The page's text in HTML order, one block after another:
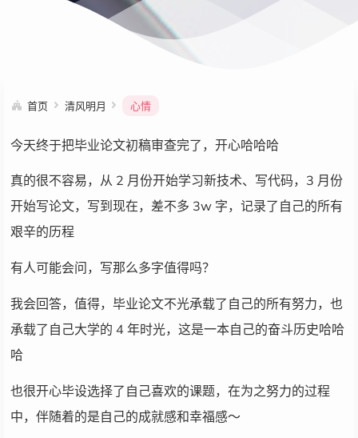
首页 清风明月 心情
今天终于把毕业论文初稿审查完了，开心哈哈哈
真的很不容易，从 2 月份开始学习新技术、写代码，3 月份
开始写论文，写到现在，差不多 3w 字，记录了自己的所有
艰辛的历程
有人可能会问，写那么多字值得吗？
我会回答，值得，毕业论文不光承载了自己的所有努力，也
承载了自己大学的 4 年时光，这是一本自己的奋斗历史哈哈
哈
也很开心毕设选择了自己喜欢的课题，在为之努力的过程
中，伴随着的是自己的成就感和幸福感～